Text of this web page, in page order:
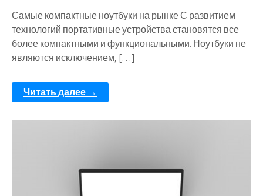
Самые компактные ноутбуки на рынке С развитием
технологий портативные устройства становятся все
более компактными и функциональными. Ноутбуки не
являются исключением, […]
Читать далее →